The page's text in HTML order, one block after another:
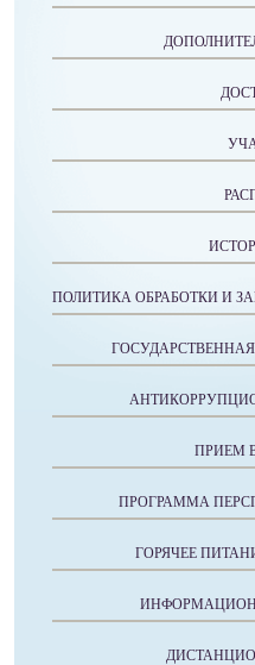
ПОЛИТИКА ОБРАБОТКИ И
ПРИЕМ
ПРОГРАММА
ГОРЯЧЕЕ